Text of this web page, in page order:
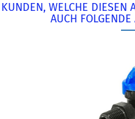
KUNDEN, WELCHE DIESEN
AUCH